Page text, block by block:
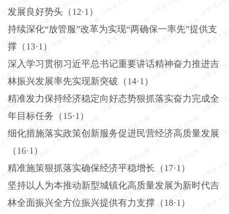
发展良好势头（12·1）
持续深化“放管服”改革为实现“两确保一率先”提供支
撑（13·1）
深入学习贯彻习近平总书记重要讲话精神奋力推进吉
林振兴发展率先实现新突破（ 14·1）
精准发力保持经济稳定向好态势狠抓落实奋力完成全
年目标任务（ 15·1）
细化措施落实政策创新服务促进民营经济高质量发展
（ 16·1）
精准施策狠抓落实确保经济平稳增长（ 17·1）
坚持以人为本推动新型城镇化高质量发展为新时代吉
林全面振兴全方位振兴提供有力支撑（ 18·1）